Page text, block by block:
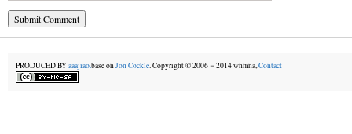
PRODUCED BYaaajiao.base onJon Cockle. Copyright © 2006－2014 wnmna,.Contact